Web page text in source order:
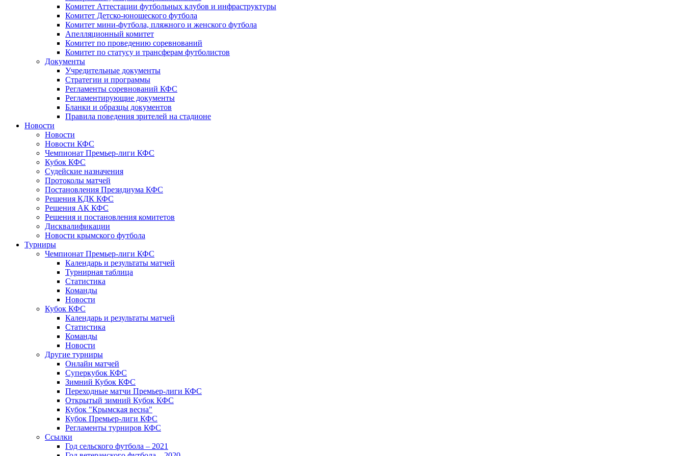
Комитет Аттестации футбольных клубов и инфраструктуры
Комитет Детско-юношеского футбола
Комитет мини-футбола, пляжного и женского футбола
Апелляционный комитет
Комитет по проведению соревнований
Комитет по статусу и трансферам футболистов
Документы
Учредительные документы
Стратегии и программы
Регламенты соревнований КФС
Регламентирующие документы
Бланки и образцы документов
Правила поведения зрителей на стадионе
Новости
Новости
Новости КФС
Чемпионат Премьер-лиги КФС
Кубок КФС
Судейские назначения
Протоколы матчей
Постановления Президиума КФС
Решения КДК КФС
Решения АК КФС
Решения и постановления комитетов
Дисквалификации
Новости крымского футбола
Турниры
Чемпионат Премьер-лиги КФС
Календарь и результаты матчей
Турнирная таблица
Статистика
Команды
Новости
Кубок КФС
Календарь и результаты матчей
Статистика
Команды
Новости
Другие турниры
Онлайн матчей
Суперкубок КФС
Зимний Кубок КФС
Переходные матчи Премьер-лиги КФС
Открытый зимний Кубок КФС
Кубок "Крымская весна"
Кубок Премьер-лиги КФС
Регламенты турниров КФС
Ссылки
Год сельского футбола – 2021